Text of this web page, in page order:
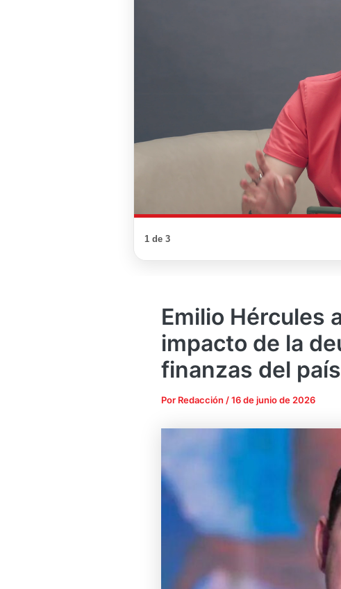
1 de 3
Emilio Hércules
impacto de la
finanzas del país
Por Redacción /16 de junio de 2026